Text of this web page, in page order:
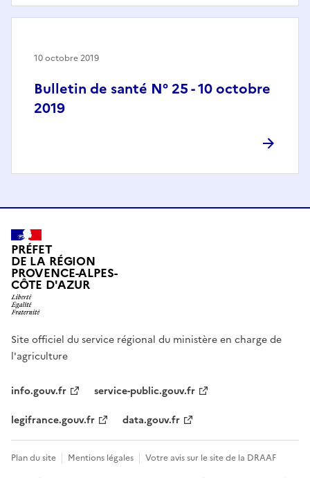
Bulletin de santé N° 25 - 10 octobre
2019
10 octobre 2019
PRÉFET
DE LA RÉGION
PROVENCE-ALPES-
CÔTE D'AZUR
Site officiel du service régional du ministère en charge de
l'agriculture
info.gouv.fr
service-public.gouv.fr
legifrance.gouv.fr
data.gouv.fr
Plan du site Mentions légales
Votre avis sur le site de la DRAAF